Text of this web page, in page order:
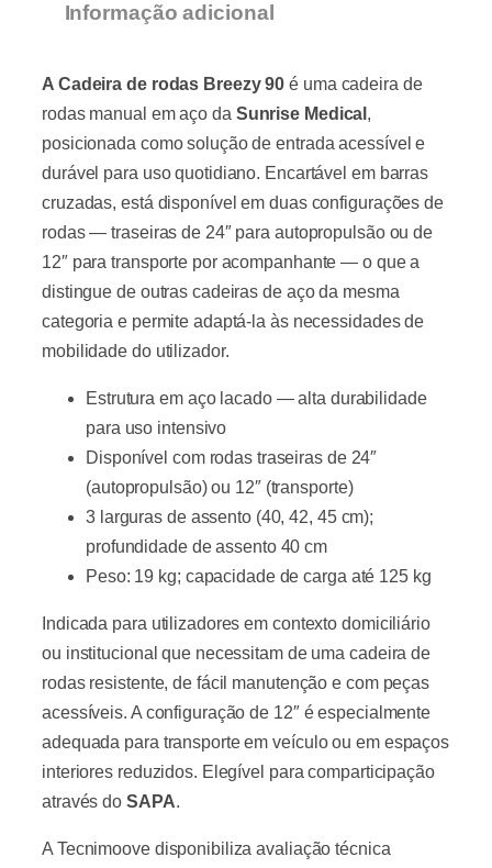
Informação adicional
A Cadeira de rodas Breezy 90 é uma cadeira de
rodas manual em aço da Sunrise Medical ,
posicionada como solução de entrada acessível e
durável para uso quotidiano. Encartável em barras
cruzadas, está disponível em duas configurações de
rodas — traseiras de 24″ para autopropulsão ou de
12″ para transporte por acompanhante — o que a
distingue de outras cadeiras de aço da mesma
categoria e permite adaptá-la às necessidades de
mobilidade do utilizador.
Estrutura em aço lacado — alta durabilidade
para uso intensivo
Disponível com rodas traseiras de 24″
(autopropulsão) ou 12″ (transporte)
3 larguras de assento (40, 42, 45 cm);
profundidade de assento 40 cm
Peso: 19 kg; capacidade de carga até 125 kg
Indicada para utilizadores em contexto domiciliário
ou institucional que necessitam de uma cadeira de
rodas resistente, de fácil manutenção e com peças
acessíveis. A configuração de 12″ é especialmente
adequada para transporte em veículo ou em espaços
interiores reduzidos. Elegível para comparticipação
através do SAPA.
A Tecnimoove disponibiliza avaliação técnica